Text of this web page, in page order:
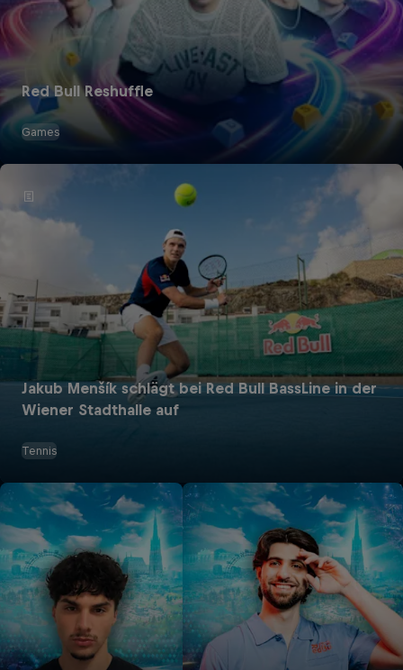
Red Bull Reshuffle
Games
Jakub Menšík schlägt bei Red Bull BassLine in der
Wiener Stadthalle auf
Tennis